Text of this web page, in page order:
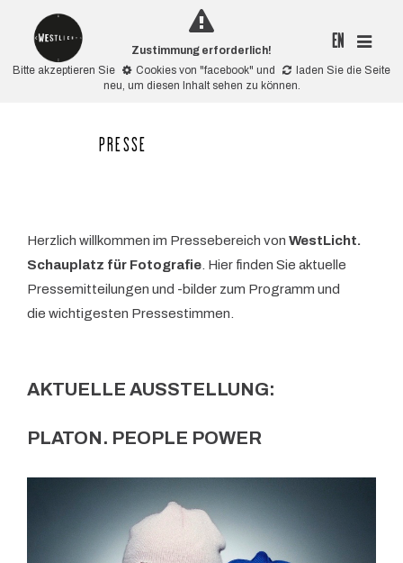
Zustimmung erforderlich!
Bitte akzeptieren Sie
Cookies von "facebook" und
laden Sie die Seite
neu, um diesen Inhalt sehen zu können.
EN
PRESSE
Herzlich willkommen im Pressebereich von WestLicht.
Schauplatz für Fotografie . Hier finden Sie aktuelle
Pressemitteilungen und -bilder zum Programm und
die wichtigesten Pressestimmen.
AKTUELLE AUSSTELLUNG:
PLATON. PEOPLE POWER